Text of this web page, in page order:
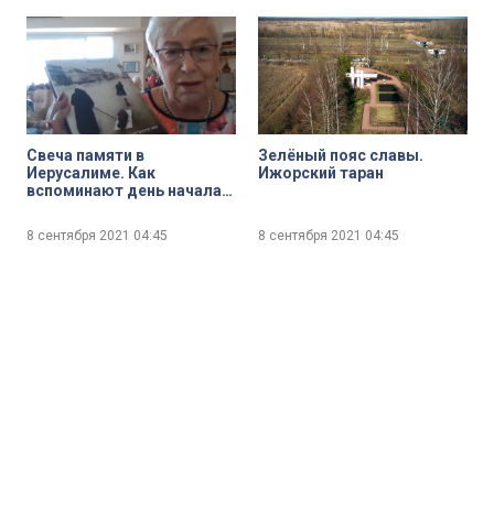
Отечественной войны
Свеча памяти в
Иерусалиме. Как
вспоминают день начала
8 сентября 2021 04:45
Зелёный пояс славы.
Ижорский таран
8 сентября 2021 04:45